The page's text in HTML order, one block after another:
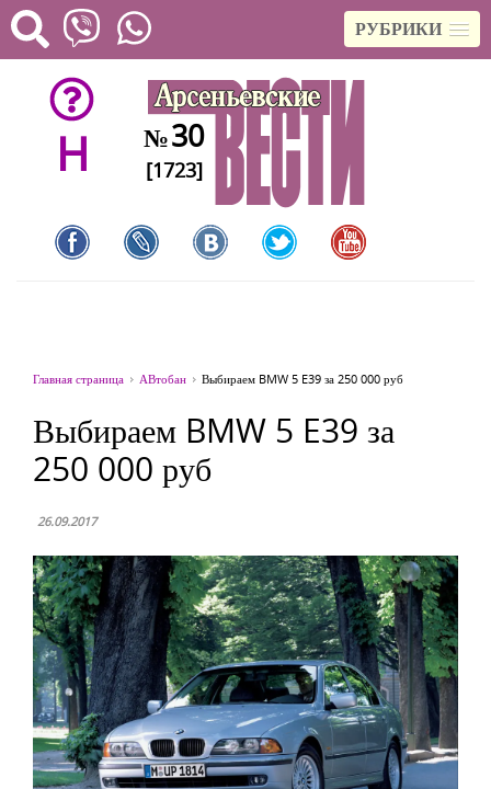
РУБРИКИ
H №30
[1723]
Главная страница АВтобан Выбираем BMW 5 E39 за 250 000 руб
Выбираем BMW 5 E39 за
250 000 руб
26.09.2017